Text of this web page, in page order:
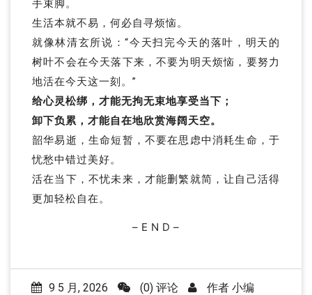
手束脚。
生活本就不易，何必自寻烦恼。
就像林清玄所说：“今天扫完今天的落叶，明天的
树叶不会在今天落下来，不要为明天烦恼，要努力
地活在今天这一刻。”
给心灵松绑，才能无拘无束地享受当下；
卸下负累，才能自在地欣赏海阔天空。
韶华易逝，生命短暂，不要在思虑中消耗生命，于
忧愁中错过美好。
活在当下，不忧未来，才能删繁就简，让自己活得
更加轻松自在。
– E N D –
9 5 月, 2026 (0) 评论 作者 小编